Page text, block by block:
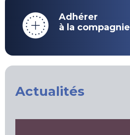
Adhérer
à la compagnie
Actualités